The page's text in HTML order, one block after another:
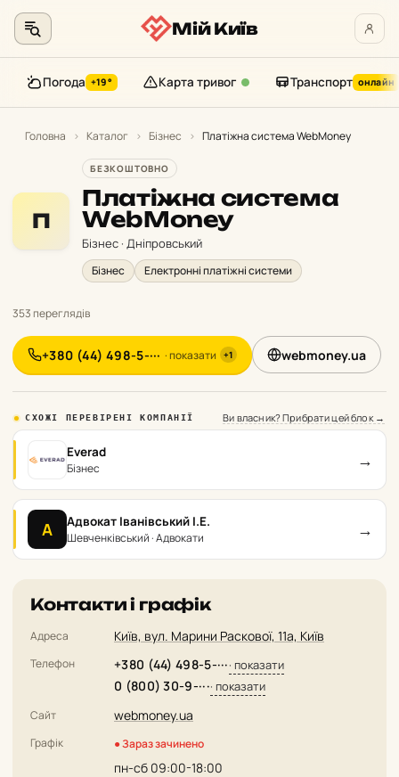
Мій Київ
Погода +19° Карта тривог Транспорт онлайн
Головна › Каталог › Бізнес › Платіжна система WebMoney
П
БЕЗКОШТОВНО
Платіжна система
WebMoney
Бізнес · Дніпровський
Бізнес Електронні платіжні системи
353 переглядів
+380 (44) 498-5-··· · показати +1 webmoney.ua
СХОЖІ ПЕРЕВІРЕНІ КОМПАНІЇ Ви власник? Прибрати цей блок →
Everad
Бізнес →
А Адвокат Іванівський І.Е.
Шевченківський · Адвокати →
Контакти і графік
Адреса Київ, вул. Марини Раскової, 11а, Київ
Телефон +380 (44) 498-5-···· показати
0 (800) 30-9-···· показати
Сайт webmoney.ua
Графік ● Зараз зачинено
пн-сб 09:00-18:00